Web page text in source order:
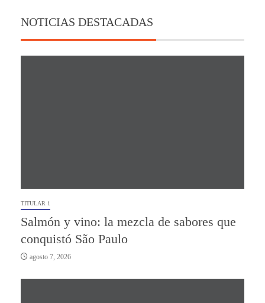
NOTICIAS DESTACADAS
TITULAR 1
Salmón y vino: la mezcla de sabores que
conquistó São Paulo
agosto 7, 2026